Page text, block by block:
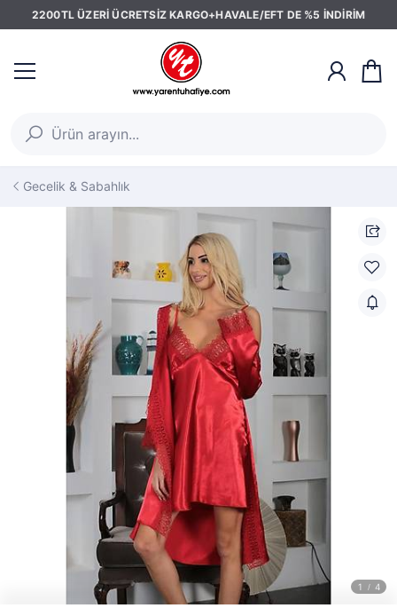
2200TL ÜZERİ ÜCRETSİZ KARGO+HAVALE/EFT DE %5 İNDİRİM
Gecelik & Sabahlık